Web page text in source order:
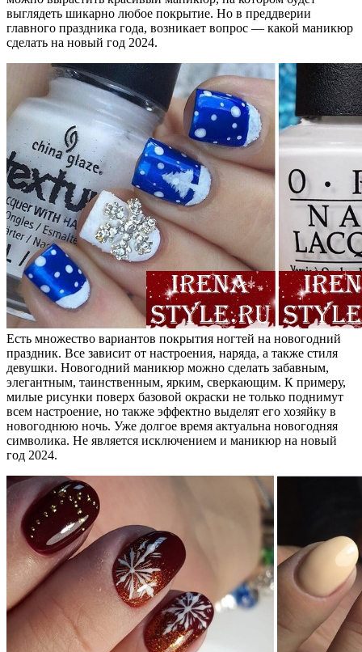
выглядеть шикарно любое покрытие. Но в преддверии
главного праздника года, возникает вопрос — какой маникюр
сделать на новый год 2024.
Есть множество вариантов покрытия ногтей на новогодний
праздник. Все зависит от настроения, наряда, а также стиля
девушки. Новогодний маникюр можно сделать забавным,
элегантным, таинственным, ярким, сверкающим. К примеру,
милые рисунки поверх базовой окраски не только поднимут
всем настроение, но также эффектно выделят его хозяйку в
новогоднюю ночь. Уже долгое время актуальна новогодняя
символика. Не является исключением и маникюр на новый
год 2024.